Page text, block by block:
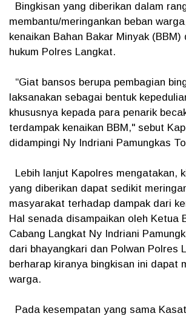
Bingkisan yang diberikan dalam
membantu/meringankan beban
kenaikan Bahan Bakar Minyak (BBM)
hukum Polres Langkat.
“Giat bansos berupa pembagian
laksanakan sebagai bentuk
khususnya kepada para penarik
terdampak kenaikan BBM," sebut
didampingi Ny Indriani Pamungkas
Lebih lanjut Kapolres mengatakan,
yang diberikan dapat sedikit
masyarakat terhadap dampak dari
Hal senada disampaikan oleh Ketua
Cabang Langkat Ny Indriani
dari bhayangkari dan Polwan Polres
berharap kiranya bingkisan ini dapat
warga.
Pada kesempatan yang sama